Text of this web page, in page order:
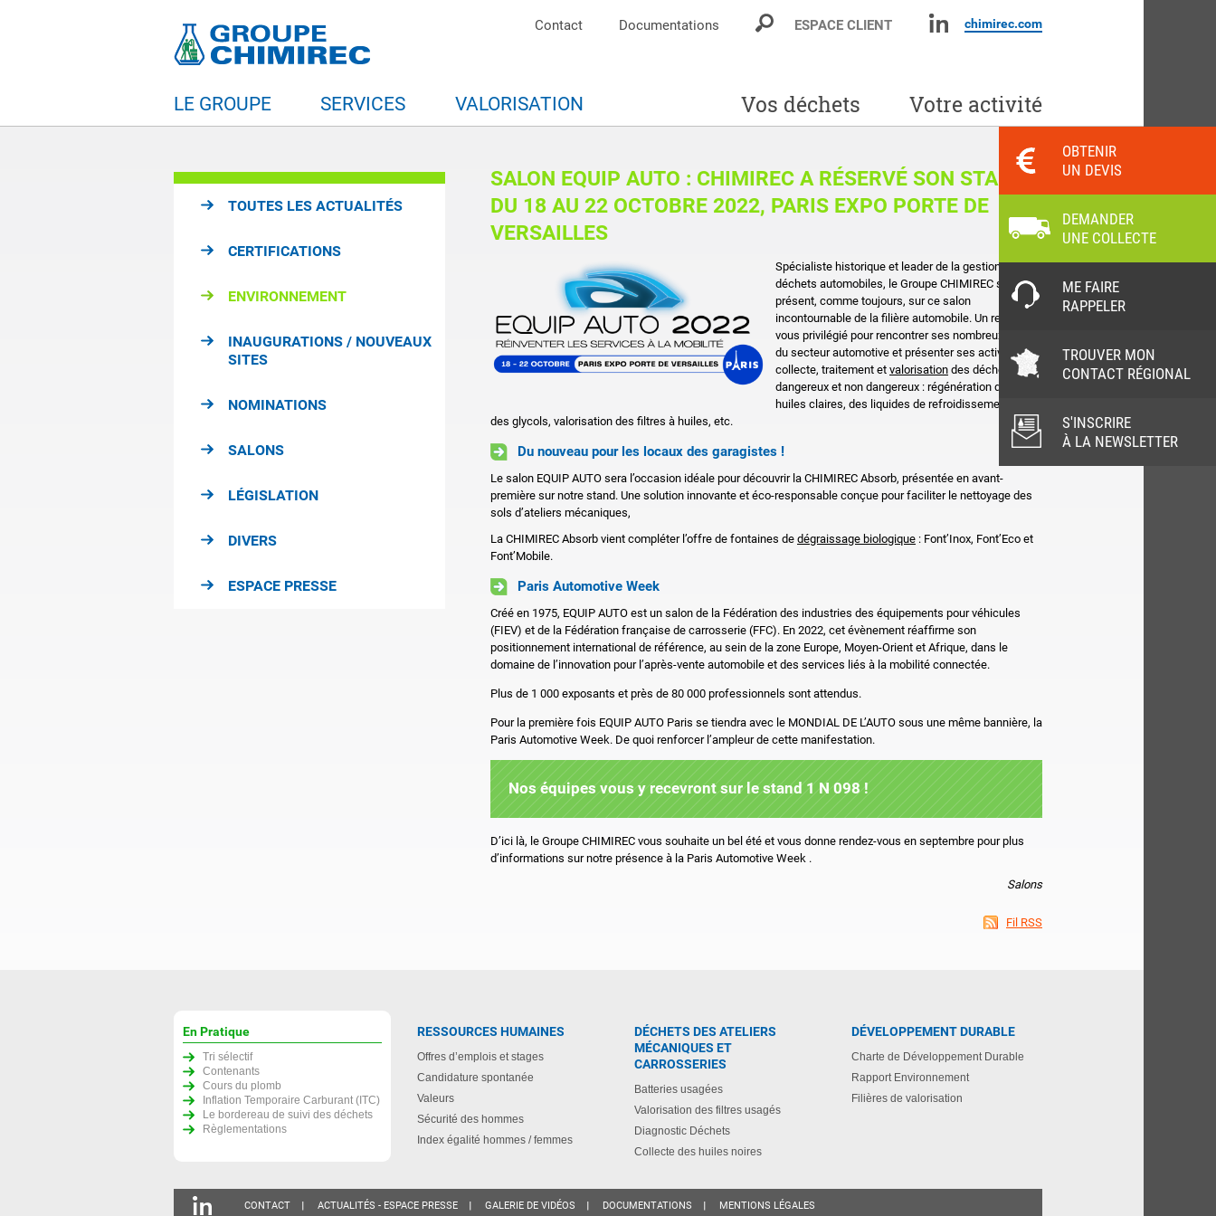
SALON EQUIP AUTO : CHIMIREC A RÉSERVÉ SON STAND !
DU 18 AU 22 OCTOBRE 2022, PARIS EXPO PORTE DE
VERSAILLES
Spécialiste historique et leader de la gestion des
déchets automobiles, le Groupe CHIMIREC sera
présent, comme toujours, sur ce salon
incontournable de la filière automobile. Un rendez-
vous privilégié pour rencontrer ses nombreux clients
du secteur automotive et présenter ses activités de
collecte, traitement et valorisation des déchets
dangereux et non dangereux : régénération des
huiles claires, des liquides de refroidissement et
des glycols, valorisation des filtres à huiles, etc.
Du nouveau pour les locaux des garagistes !
Le salon EQUIP AUTO sera l’occasion idéale pour découvrir la CHIMIREC Absorb, présentée en avant-
première sur notre stand. Une solution innovante et éco-responsable conçue pour faciliter le nettoyage des
sols d’ateliers mécaniques,
La CHIMIREC Absorb vient compléter l’offre de fontaines de dégraissage biologique : Font’Inox, Font’Eco et
Font’Mobile.
Paris Automotive Week
Créé en 1975, EQUIP AUTO est un salon de la Fédération des industries des équipements pour véhicules
(FIEV) et de la Fédération française de carrosserie (FFC). En 2022, cet évènement réaffirme son
positionnement international de référence, au sein de la zone Europe, Moyen-Orient et Afrique, dans le
domaine de l’innovation pour l’après-vente automobile et des services liés à la mobilité connectée.
Plus de 1 000 exposants et près de 80 000 professionnels sont attendus.
Pour la première fois EQUIP AUTO Paris se tiendra avec le MONDIAL DE L’AUTO sous une même bannière, la
Paris Automotive Week. De quoi renforcer l’ampleur de cette manifestation.
Nos équipes vous y recevront sur le stand 1 N 098 !
D’ici là, le Groupe CHIMIREC vous souhaite un bel été et vous donne rendez-vous en septembre pour plus
d’informations sur notre présence à la Paris Automotive Week .
Salons
Fil RSS
Contact Documentations ESPACE CLIENT chimirec.com
LE GROUPE SERVICES VALORISATION Vos déchets Votre activité
TOUTES LES ACTUALITÉS
CERTIFICATIONS
ENVIRONNEMENT
INAUGURATIONS / NOUVEAUX
SITES
NOMINATIONS
SALONS
LÉGISLATION
DIVERS
ESPACE PRESSE
En Pratique
Tri sélectif
Contenants
Cours du plomb
Inflation Temporaire Carburant (ITC)
Le bordereau de suivi des déchets
Règlementations
RESSOURCES HUMAINES
Offres d’emplois et stages
Candidature spontanée
Valeurs
Sécurité des hommes
Index égalité hommes / femmes
DÉCHETS DES ATELIERS
MÉCANIQUES ET
CARROSSERIES
Batteries usagées
Valorisation des filtres usagés
Diagnostic Déchets
Collecte des huiles noires
DÉVELOPPEMENT DURABLE
Charte de Développement Durable
Rapport Environnement
Filières de valorisation
CONTACT ACTUALITÉS - ESPACE PRESSE GALERIE DE VIDÉOS DOCUMENTATIONS MENTIONS LÉGALES
OBTENIR
UN DEVIS
DEMANDER
UNE COLLECTE
ME FAIRE
RAPPELER
TROUVER MON
CONTACT RÉGIONAL
S'INSCRIRE
À LA NEWSLETTER